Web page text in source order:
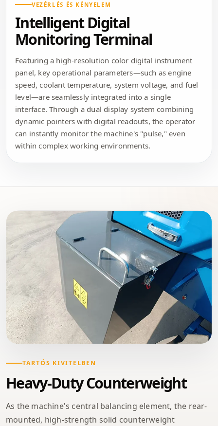
VEZÉRLÉS ÉS KÉNYELEM
Intelligent Digital
Monitoring Terminal
Featuring a high-resolution color digital instrument
panel, key operational parameters—such as engine
speed, coolant temperature, system voltage, and fuel
level—are seamlessly integrated into a single
interface. Through a dual display system combining
dynamic pointers with digital readouts, the operator
can instantly monitor the machine's "pulse," even
within complex working environments.
TARTÓS KIVITELBEN
Heavy-Duty Counterweight
As the machine's central balancing element, the rear-
mounted, high-strength solid counterweight